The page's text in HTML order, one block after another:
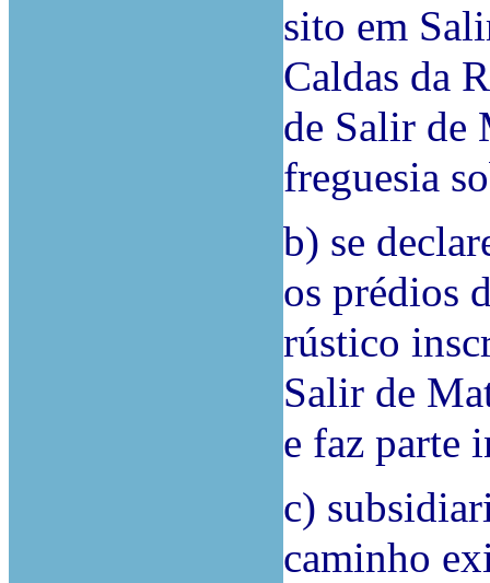
sito em
Caldas da
de Salir de
freguesia
b) se
os prédios
rústico
Salir de
e faz parte
c)
caminho